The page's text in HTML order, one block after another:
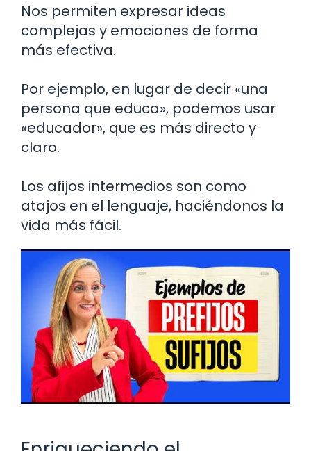
Nos permiten expresar ideas
complejas y emociones de forma
más efectiva.
Por ejemplo, en lugar de decir «una
persona que educa», podemos usar
«educador», que es más directo y
claro.
Los afijos intermedios son como
atajos en el lenguaje, haciéndonos la
vida más fácil.